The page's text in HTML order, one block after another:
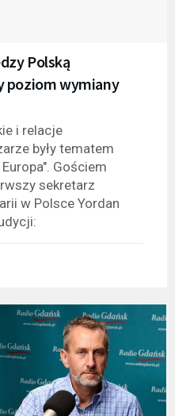
Polską
poziom wymiany
i relacje
były tematem
Gościem
sekretarz
w Polsce Yordan